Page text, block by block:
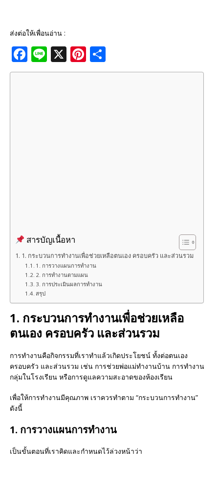
ส่งต่อให้เพื่อนอ่าน :
F
a
Li
n
X Pi
n h
สารบัญเนื้อหา
1. กระบวนการทำงานเพื่อช่วยเหลือตนเอง ครอบครัว และส่วนรวม
1. การวางแผนการทำงาน
2. การทำงานตามแผน
3. การประเมินผลการทำงาน
สรุป
1. กระบวนการทำงานเพื่อช่วยเหลือ
ตนเอง ครอบครัว และส่วนรวม
การทำงานคือกิจกรรมที่เราทำแล้วเกิดประโยชน์ ทั้งต่อตนเอง
ครอบครัว และส่วนรวม เช่น การช่วยพ่อแม่ทำงานบ้าน การทำงาน
กลุ่มในโรงเรียน หรือการดูแลความสะอาดของห้องเรียน
เพื่อให้การทำงานมีคุณภาพ เราควรทำตาม “กระบวนการทำงาน”
ดังนี้
1. การวางแผนการทำงาน
เป็นขั้นตอนที่เราคิดและกำหนดไว้ล่วงหน้าว่า